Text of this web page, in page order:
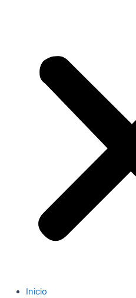
Inicio